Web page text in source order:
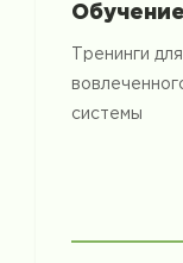
Обучение
Тренинги
системы